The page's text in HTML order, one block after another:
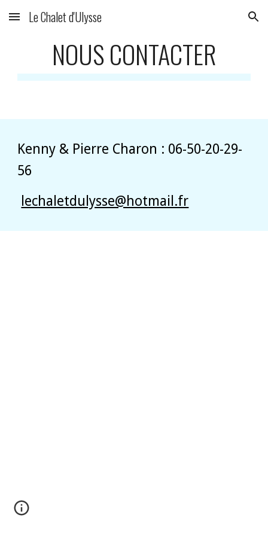
Skip to main content Skip to navigation
Le Chalet d'Ulysse
NOUS CONTACTER
Kenny & Pierre Charon : 06-50-20-29-
56
lechaletdulysse@hotmail.fr